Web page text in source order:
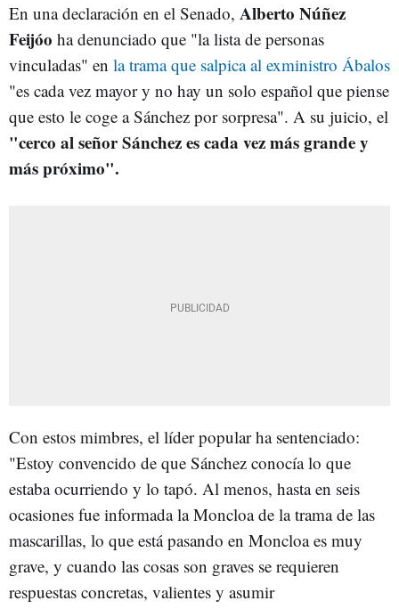
En una declaración en el Senado, Alberto Núñez
Feijóo ha denunciado que "la lista de personas
vinculadas" en la trama que salpica al exministro Ábalos
"es cada vez mayor y no hay un solo español que piense
que esto le coge a Sánchez por sorpresa". A su juicio, el
"cerco al señor Sánchez es cada vez más grande y
más próximo".
Con estos mimbres, el líder popular ha sentenciado:
"Estoy convencido de que Sánchez conocía lo que
estaba ocurriendo y lo tapó. Al menos, hasta en seis
ocasiones fue informada la Moncloa de la trama de las
mascarillas, lo que está pasando en Moncloa es muy
grave, y cuando las cosas son graves se requieren
respuestas concretas, valientes y asumir